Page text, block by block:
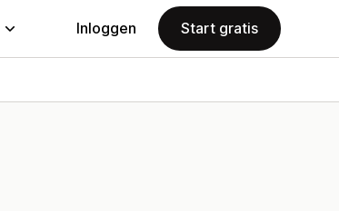
Inloggen Start gratis